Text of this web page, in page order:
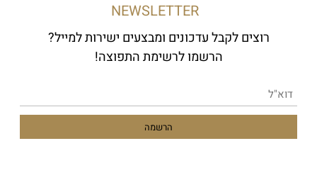
NEWSLETTER
רוצים לקבל עדכונים ומבצעים ישירות למייל?
הרשמו לרשימת התפוצה!